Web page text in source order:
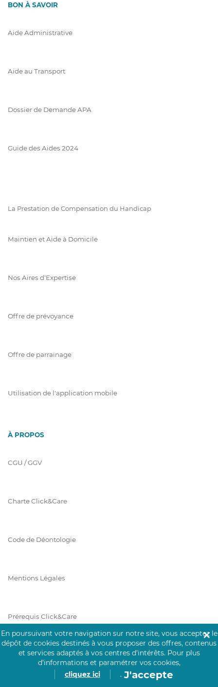
BON À SAVOIR
Aide Administrative
Aide au Transport
Dossier de Demande APA
Guide des Aides 2024
La Prestation de Compensation du Handicap
Maintien et Aide à Domicile
Nos Aires d'Expertise
Offre de prévoyance
Offre de parrainage
Utilisation de l'application mobile
À PROPOS
CGU / GGV
Charte Click&Care
Code de Déontologie
Mentions Légales
Prérequis Click&Care
Protection des Données
En poursuivant votre navigation sur notre site, vous acceptez le
dépôt de cookies destinés à vous proposer des offres, contenus
et services adaptés à vos centres d’intérêts. Pour plus
d’informations et paramétrer vos cookies,
cliquez ici
. J'accepte
✕